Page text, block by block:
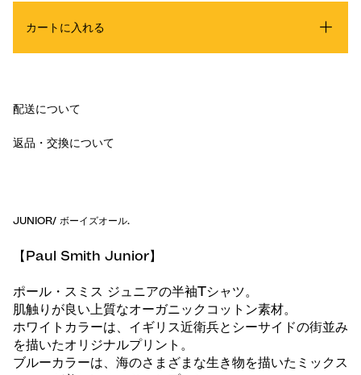
カートに入れる
配送について
返品・交換について
JUNIOR/ ボーイズオール.
【Paul Smith Junior】
ポール・スミス ジュニアの半袖Tシャツ。
肌触りが良い上質なオーガニックコットン素材。
ホワイトカラーは、イギリス近衛兵とシーサイドの街並み
を描いたオリジナルプリント。
ブルーカラーは、海のさまざまな生き物を描いたミックス